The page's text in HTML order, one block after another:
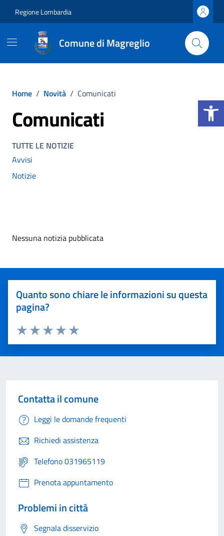
Apri la
Regione Lombardia
Comune di Magreglio
Home / Novità / Comunicati
Comunicati
TUTTE LE NOTIZIE
Avvisi
Notizie
Nessuna notizia pubblicata
Quanto sono chiare le informazioni su questa
pagina?
Valuta 5 stelle su 5
Valuta 4 stelle su 5
Valuta 3 stelle su 5
Valuta 2 stelle su 5
Valuta 1 stelle su 5
Contatta il comune
Leggi le domande frequenti
Richiedi assistenza
Telefono 031965119
Prenota appuntamento
Problemi in città
Segnala disservizio